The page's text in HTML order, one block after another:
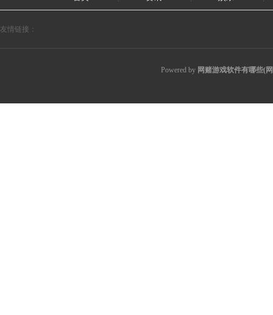
友情链接：
Powered by 网赌游戏软件有哪些(